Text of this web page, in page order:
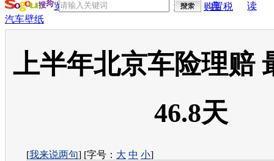
览器
赏
询
典
读
购置税
汽车壁纸
上半年北京车险理赔
46.8天
[我来说两句] [字号： 大 中 小]